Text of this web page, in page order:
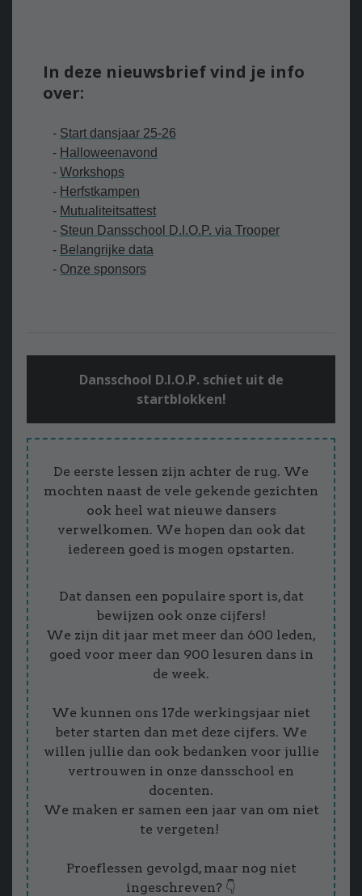
In deze nieuwsbrief vind je info
over:
- Start dansjaar 25-26
- H alloweenavond
- Workshops
- Herfstkampen
- Mutualiteitsattest
- Steun Dansschool D.I.O.P. via Trooper
- Belangrijke data
- Onze sponsors
Dansschool D.I.O.P. schiet uit de
startblokken!
De eerste lessen zijn achter de rug. We
mochten naast de vele gekende gezichten
ook heel wat nieuwe dansers
verwelkomen. We hopen dan ook dat
iedereen goed is mogen opstarten.
Dat dansen een populaire sport is, dat
bewijzen ook onze cijfers!
We zijn dit jaar met meer dan 600 leden,
goed voor meer dan 900 lesuren dans in
de week.
We kunnen ons 17de werkingsjaar niet
beter starten dan met deze cijfers. We
willen jullie dan ook bedanken voor jullie
vertrouwen in onze dansschool en
docenten.
We maken er samen een jaar van om niet
te vergeten!
Proeflessen gevolgd, maar nog niet
ingeschreven? 👇